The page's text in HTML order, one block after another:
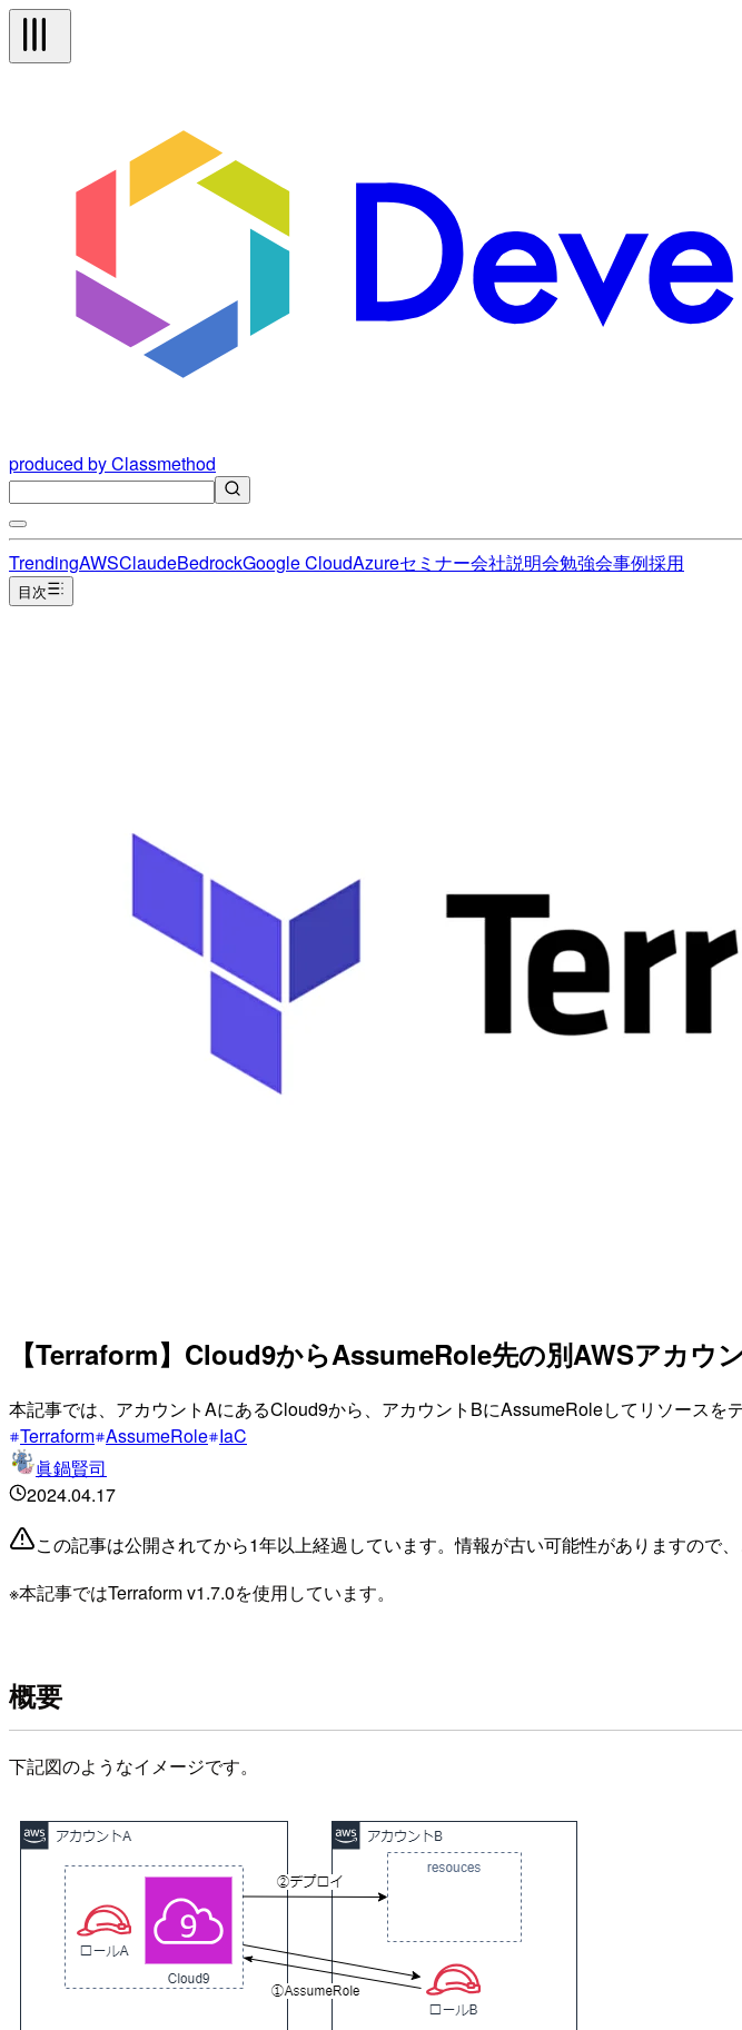
produced by Classmethod
TrendingAWSClaudeBedrockGoogle CloudAzureセミナー会社説明会勉強会事例採用
目次
【Terraform】Cloud9からAssumeRole先の別AWSアカ
本記事では、アカウントAにあるCloud9から、アカウントBにAssumeRoleしてリソースを
Terraform AssumeRole IaC
眞鍋賢司
2024.04.17
この記事は公開されてから1年以上経過しています。情報が古い可能性がありますので、
※本記事ではTerraform v1.7.0を使用しています。
概要
下記図のようなイメージです。